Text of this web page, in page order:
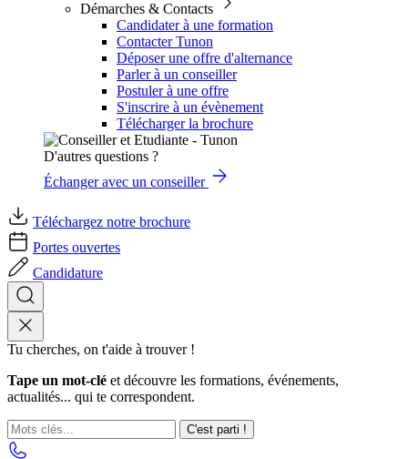
Démarches & Contacts
Candidater à une formation
Contacter Tunon
Déposer une offre d'alternance
Parler à un conseiller
Postuler à une offre
S'inscrire à un évènement
Télécharger la brochure
D'autres questions ?
Échanger avec un conseiller
Téléchargez notre brochure
Portes ouvertes
Candidature
Tu cherches, on t'aide à trouver !
Tape un mot-clé et découvre les formations, événements,
actualités... qui te correspondent.
C'est parti !